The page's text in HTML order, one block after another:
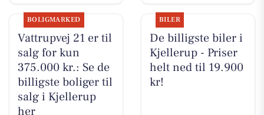
BOLIGMARKED
Vattrupvej 21 er til
salg for kun
375.000 kr.: Se de
billigste boliger til
salg i Kjellerup
her
BILER
De billigste biler i
Kjellerup - Priser
helt ned til 19.900
kr!